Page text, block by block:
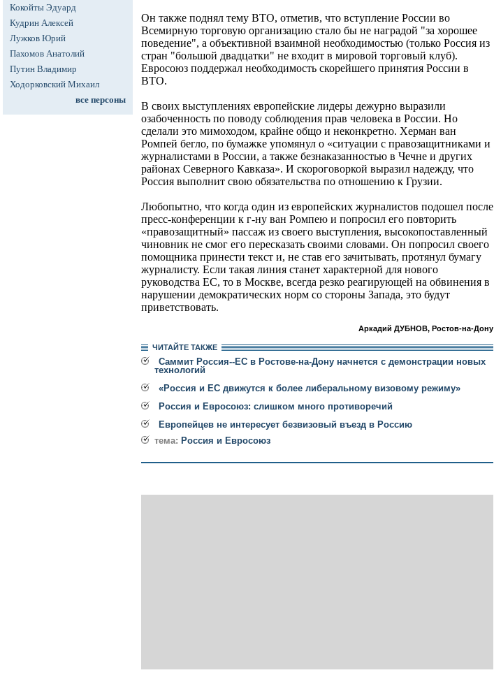
Кокойты Эдуард
Кудрин Алексей
Лужков Юрий
Пахомов Анатолий
Путин Владимир
Ходорковский Михаил
все персоны
Он также поднял тему ВТО, отметив, что вступление России во
Всемирную торговую организацию стало бы не наградой "за хорошее
поведение", а объективной взаимной необходимостью (только Россия из
стран "большой двадцатки" не входит в мировой торговый клуб).
Евросоюз поддержал необходимость скорейшего принятия России в
ВТО.
В своих выступлениях европейские лидеры дежурно выразили
озабоченность по поводу соблюдения прав человека в России. Но
сделали это мимоходом, крайне общо и неконкретно. Херман ван
Ромпей бегло, по бумажке упомянул о «ситуации с правозащитниками и
журналистами в России, а также безнаказанностью в Чечне и других
районах Северного Кавказа». И скороговоркой выразил надежду, что
Россия выполнит свою обязательства по отношению к Грузии.
Любопытно, что когда один из европейских журналистов подошел после
пресс-конференции к г-ну ван Ромпею и попросил его повторить
«правозащитный» пассаж из своего выступления, высокопоставленный
чиновник не смог его пересказать своими словами. Он попросил своего
помощника принести текст и, не став его зачитывать, протянул бумагу
журналисту. Если такая линия станет характерной для нового
руководства ЕС, то в Москве, всегда резко реагирующей на обвинения в
нарушении демократических норм со стороны Запада, это будут
приветствовать.
Аркадий ДУБНОВ, Ростов-на-Дону
ЧИТАЙТЕ ТАКЖЕ
Саммит Россия--ЕС в Ростове-на-Дону начнется с демонстрации новых
технологий
«Россия и ЕС движутся к более либеральному визовому режиму»
Россия и Евросоюз: слишком много противоречий
Европейцев не интересует безвизовый въезд в Россию
тема: Россия и Евросоюз